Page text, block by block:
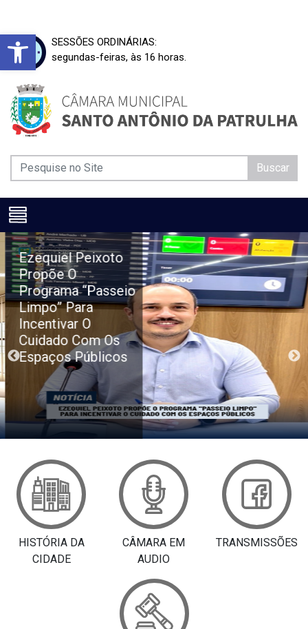
Barra de Ferramentas Aberta
SESSÕES ORDINÁRIAS:
segundas-feiras, às 16 horas.
Buscar
Ezequiel Peixoto
Propõe O
Programa “Passeio
Limpo” Para
Incentivar O
Cuidado Com Os
Espaços Públicos
HISTÓRIA DA
CIDADE
CÂMARA EM
AUDIO
TRANSMISSÕES